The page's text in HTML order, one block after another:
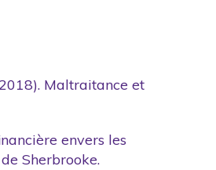
Maltraitance et
envers les
Sherbrooke.